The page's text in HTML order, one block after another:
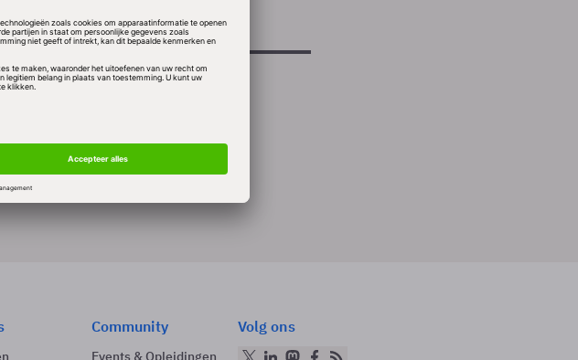
mee te krijgen.
Community
Events & Opleidingen
Volg ons